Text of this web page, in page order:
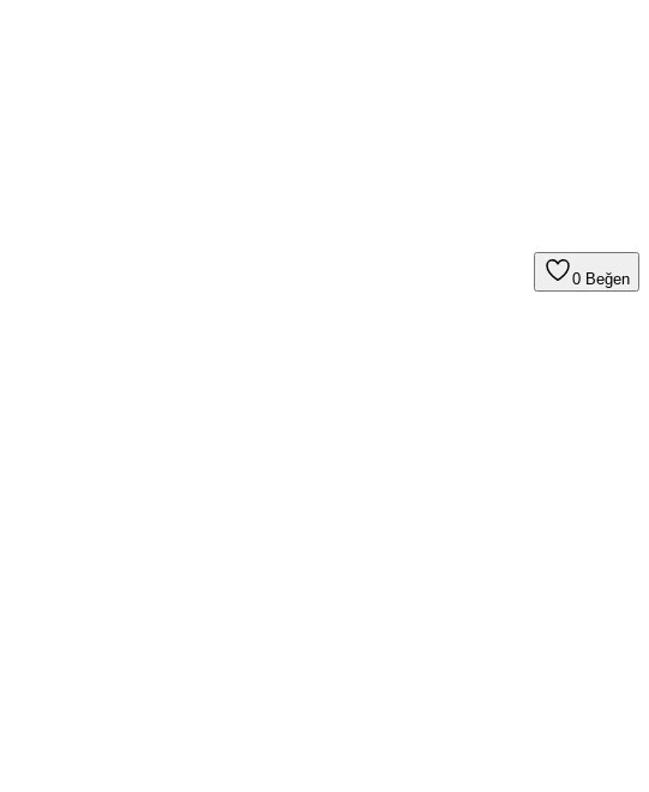
0 Beğen
aramalar gibi özelliklerle iletişiminizi pratik hale getirir.
ve cihaz uyumluluğu, uygulama kullanımında önemli zorluklar yaratıyor.
iletişim için detaylar burada.
modern iletişimde öne çıkar.